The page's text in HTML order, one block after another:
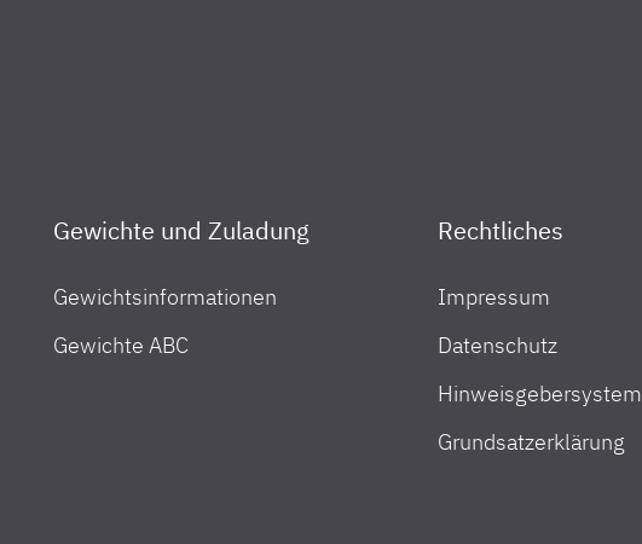
Gewichte und Zuladung
Gewichtsinformationen
Gewichte ABC
Rechtliches
Impressum
Datenschutz
Hinweisgebersystem
Grundsatzerklärung